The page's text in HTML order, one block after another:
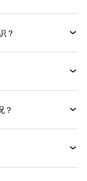
？
？